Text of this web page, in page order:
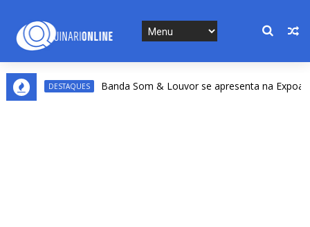
DESTAQUES Banda Som & Louvor se apresenta na Expoacre